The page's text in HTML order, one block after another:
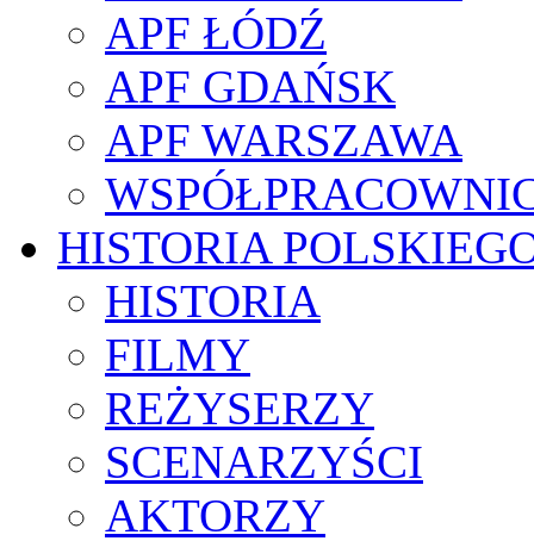
APF ŁÓDŹ
APF GDAŃSK
APF WARSZAWA
HISTORIA
HISTORIA
FILMY
REŻYSERZY
SCENARZYŚCI
AKTORZY